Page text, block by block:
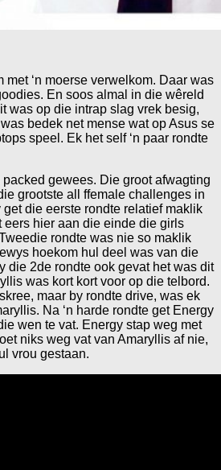
met ‘n moerse verwelkom. Daar was
En soos almal in die wêreld
was op die intrap slag vrek besig,
bedek net mense wat op Asus se
speel. Ek het self ‘n paar rondte
gewees. Die groot afwagting
grootste all ffemale challenges in
die eerste rondte relatief maklik
eers hier aan die einde die girls
rondte was nie so maklik
hoekom hul deel was van die
die 2de rondte ook gevat het was dit
was kort kort voor op die telbord.
maar by rondte drive, was ek
Na ‘n harde rondte get Energy
wen te vat. Energy stap weg met
niks weg vat van Amaryllis af nie,
vrou gestaan.